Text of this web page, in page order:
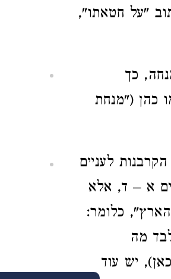
"על חטאתו",
כך
כהן ("מנחת
לעניים
א – ד, אלא
כלומר:
מה
יש עוד